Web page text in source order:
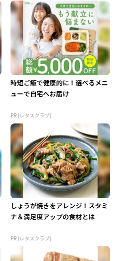
時短ご飯で健康的に！選べるメニ
ューで自宅へお届け
PR (レタスクラブ)
しょうが焼きをアレンジ！スタミ
ナ＆満足度アップの食材とは
PR (レタスクラブ)